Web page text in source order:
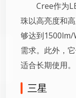
Cree作为
珠以高亮度和
够达到1500lm/
需求。此外，
适合长期使用。
三星